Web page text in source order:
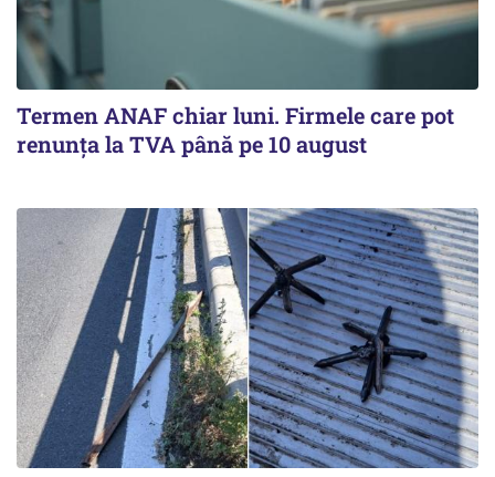
Termen ANAF chiar luni. Firmele care pot
renunța la TVA până pe 10 august